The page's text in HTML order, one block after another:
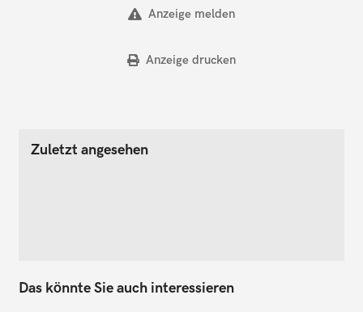
Anzeige melden
Anzeige drucken
Zuletzt angesehen
Das könnte Sie auch interessieren